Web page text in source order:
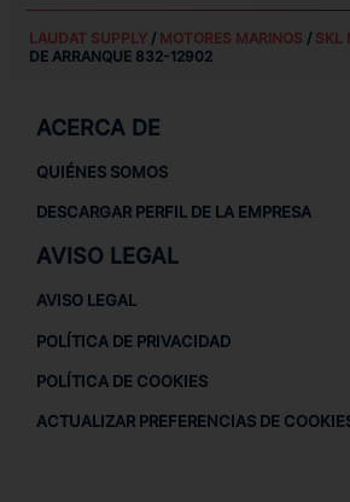
LAUDAT SUPPLY/ MOTORES MARINOS / SKL
DE ARRANQUE 832-12902
ACERCA DE
QUIÉNES SOMOS
DESCARGAR PERFIL DE LA EMPRESA
AVISO LEGAL
AVISO LEGAL
POLÍTICA DE PRIVACIDAD
POLÍTICA DE COOKIES
ACTUALIZAR PREFERENCIAS DE